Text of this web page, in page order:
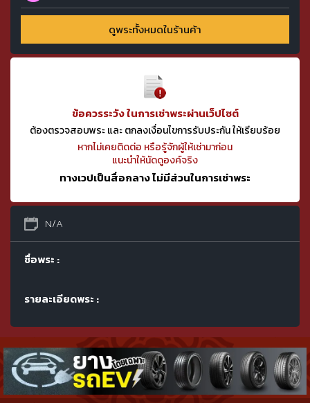
ดูพระทั้งหมดในร้านค้า
ข้อควรระวัง ในการเช่าพระผ่านเว็ปไซต์
ต้องตรวจสอบพระ และ ตกลงเงื่อนไขการรับประกัน ให้เรียบร้อย
หากไม่เคยติดต่อ หรือรู้จักผู้ให้เช่ามาก่อน
แนะนำให้นัดดูองค์จริง
ทางเวปเป็นสื่อกลาง ไม่มีส่วนในการเช่าพระ
N/A
ชื่อพระ :
รายละเอียดพระ :